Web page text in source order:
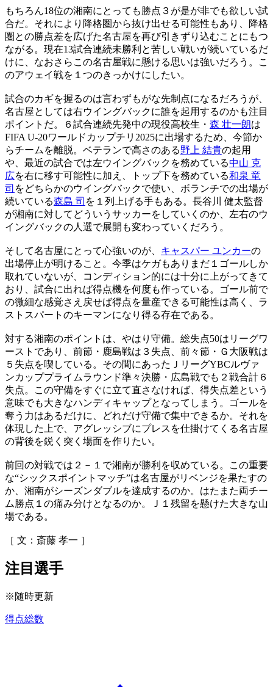
もちろん18位の湘南にとっても勝点３が是が非でも欲しい試
合だ。それにより降格圏から抜け出せる可能性もあり、降格
圏との勝点差を広げた名古屋を再び引きずり込むことにもつ
ながる。現在13試合連続未勝利と苦しい戦いが続いているだ
けに、なおさらこの名古屋戦に懸ける思いは強いだろう。こ
のアウェイ戦を１つのきっかけにしたい。
試合のカギを握るのは言わずもがな先制点になるだろうが、
名古屋としては右ウイングバックに誰を起用するのかも注目
ポイントだ。６試合連続先発中の現役高校生・ 森 壮一朗は
FIFA U-20ワールドカップチリ2025に出場するため、今節か
らチームを離脱。ベテランで高さのある野上 結貴の起用
や、最近の試合では左ウイングバックを務めている中山 克
広を右に移す可能性に加え、トップ下を務めている和泉 竜
司 をどちらかのウイングバックで使い、ボランチでの出場が
続いている森島 司 を１列上げる手もある。長谷川 健太監督
が湘南に対してどういうサッカーをしていくのか、左右のウ
イングバックの人選で展開も変わっていくだろう。
そして名古屋にとって心強いのが、 キャスパー ユンカーの
出場停止が明けること。今季はケガもありまだ１ゴールしか
取れていないが、コンディション的には十分に上がってきて
おり、試合に出れば得点機を何度も作っている。ゴール前で
の微細な感覚さえ戻せば得点を量産できる可能性は高く、ラ
ストスパートのキーマンになり得る存在である。
対する湘南のポイントは、やはり守備。総失点50はリーグワ
ーストであり、前節・鹿島戦は３失点、前々節・Ｇ大阪戦は
５失点を喫している。その間にあったＪリーグYBCルヴァ
ンカッププライムラウンド準々決勝・広島戦でも２戦合計６
失点。この守備をすぐに立て直さなければ、得失点差という
意味でも大きなハンディキャップとなってしまう。ゴールを
奪う力はあるだけに、どれだけ守備で集中できるか。それを
体現した上で、アグレッシブにプレスを仕掛けてくる名古屋
の背後を鋭く突く場面を作りたい。
前回の対戦では２－１で湘南が勝利を収めている。この重要
な“シックスポイントマッチ”は名古屋がリベンジを果たすの
か、湘南がシーズンダブルを達成するのか。はたまた両チー
ム勝点１の痛み分けとなるのか。Ｊ１残留を懸けた大きな山
場である。
［ 文：斎藤 孝一 ］
注目選手
※随時更新
得点総数